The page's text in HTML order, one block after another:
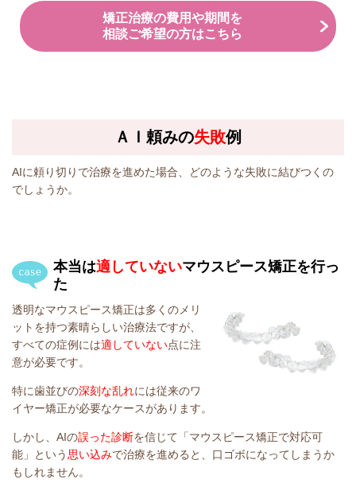
矯正治療の費用や期間を
相談ご希望の方はこちら
ＡＩ頼みの失敗例
AIに頼り切りで治療を進めた場合、どのような失敗に結びつくの
でしょうか。
本当は適していないマウスピース矯正を行っ
た
透明なマウスピース矯正は多くのメリ
ットを持つ素晴らしい治療法ですが、
すべての症例には適していない点に注
意が必要です。
特に歯並びの深刻な乱れには従来のワ
イヤー矯正が必要なケースがあります。
しかし、AIの誤った診断を信じて「マウスピース矯正で対応可
能」という思い込みで治療を進めると、口ゴボになってしまうか
もしれません。